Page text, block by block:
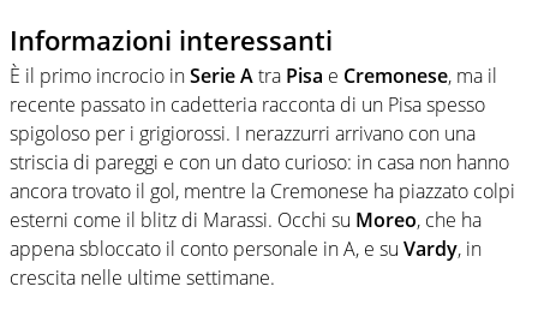
Informazioni interessanti
È il primo incrocio inSerie Atra Pisa e Cremonese, ma il
recente passato in cadetteria racconta di un Pisa spesso
spigoloso per i grigiorossi. I nerazzurri arrivano con una
striscia di pareggi e con un dato curioso: in casa non hanno
ancora trovato il gol, mentre la Cremonese ha piazzato colpi
esterni come il blitz di Marassi. Occhi su Moreo, che ha
appena sbloccato il conto personale in A, e su Vardy, in
crescita nelle ultime settimane.